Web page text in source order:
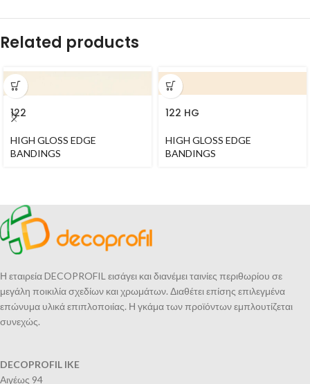
Related products
122
HIGH GLOSS EDGE
BANDINGS
122 HG
HIGH GLOSS EDGE
BANDINGS
Η εταιρεία DECOPROFIL εισάγει και διανέμει ταινίες περιθωρίου σε
μεγάλη ποικιλία σχεδίων και χρωμάτων. Διαθέτει επίσης επιλεγμένα
επώνυμα υλικά επιπλοποιίας. Η γκάμα των προϊόντων εμπλουτίζεται
συνεχώς.
DECOPROFIL IKE
Αιγέως 94